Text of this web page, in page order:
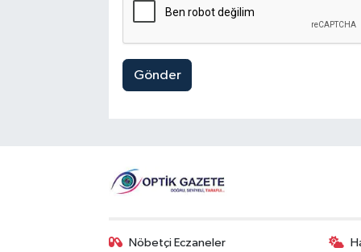
Gönder
Nöbetçi Eczaneler